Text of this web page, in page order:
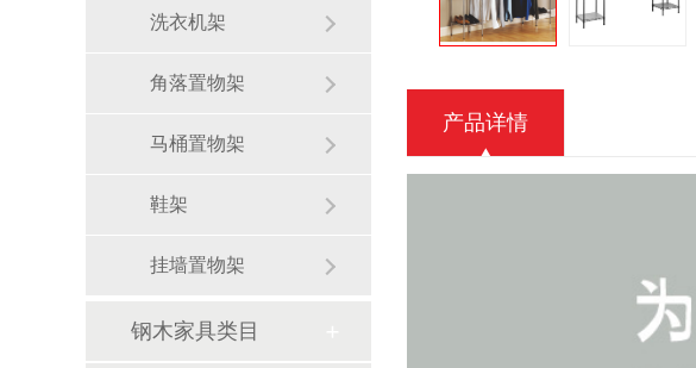
洗衣机架
角落置物架
马桶置物架
鞋架
挂墙置物架
钢木家具类目
产品详情